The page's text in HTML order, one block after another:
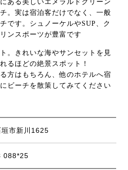
ある美しいエメラルドグリーン
。実は宿泊客だけでなく、一般
です。シュノーケルやSUP、ク
ンスポーツが豊富です
。きれいな海やサンセットを見
るほどの絶景スポット！
方はもちろん、他のホテルへ宿
ビーチを散策してみてください
市新川1625
088*25